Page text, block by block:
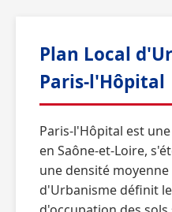
Plan Local
Paris-l'Hôpital
Paris-l'Hôpital est
en Saône-et-Loire,
une densité moyenne
d'Urbanisme définit